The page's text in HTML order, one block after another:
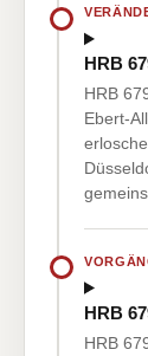
HRB
HRB
Ebert-
HRB
HRB